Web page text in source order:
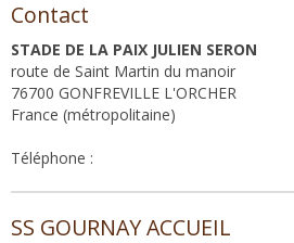
Contact
STADE DE LA PAIX JULIEN SERON
route de Saint Martin du manoir
76700 GONFREVILLE L'ORCHER
France (métropolitaine)
Téléphone :
SS GOURNAY ACCUEIL